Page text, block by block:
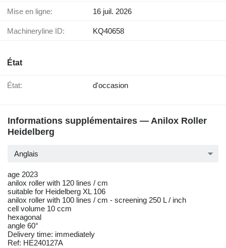
Mise en ligne: 16 juil. 2026
Machineryline ID: KQ40658
État
État: d'occasion
Informations supplémentaires — Anilox Roller
Heidelberg
Anglais
age 2023
anilox roller with 120 lines / cm
suitable for Heidelberg XL 106
anilox roller with 100 lines / cm - screening 250 L / inch
cell volume 10 ccm
hexagonal
angle 60°
Delivery time: immediately
Ref: HE240127A